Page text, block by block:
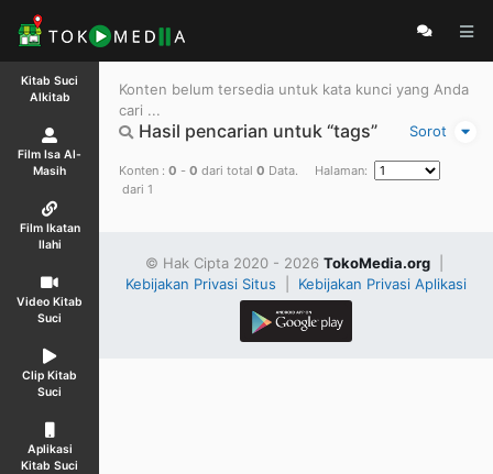
Kitab Suci
Alkitab
Film Isa Al-
Masih
Film Ikatan
Ilahi
Video Kitab
Suci
Clip Kitab
Suci
Aplikasi
Kitab Suci
Konten belum tersedia untuk kata kunci yang Anda
cari ...
Sorot
Hasil pencarian untuk “tags”
Konten : 0 - 0 dari total 0 Data. Halaman:
dari 1
© Hak Cipta 2020 - 2026 TokoMedia.org|
Kebijakan Privasi Situs
Kebijakan Privasi Aplikasi